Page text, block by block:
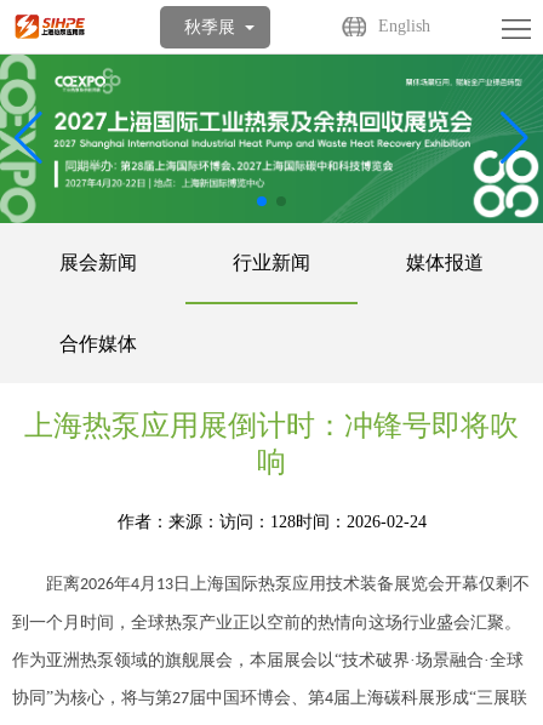
秋季展 English
首
页
关
于
展
展
商
观
展会新闻 行业新闻 媒体报道
合作媒体
上海热泵应用展倒计时：冲锋号即将吹
响
作者： 来源： 访问：128时间：2026-02-24
距离2026年4月 13 日上海国际热泵应用技术装备展览会开幕仅剩不
到一个月时间，全球热泵产业正以空前的热情向这场行业盛会汇聚。
作为亚洲热泵领域的旗舰展会，本届展会以“技术破界·场景融合·全球
协同”为核心，将与第27届中国环博会、第4届上海碳科展形成“三展联